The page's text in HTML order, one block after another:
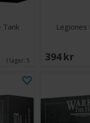
Tank
I lager: 5
Legiones
394 SEK